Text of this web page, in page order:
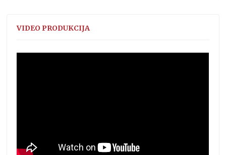
VIDEO PRODUKCIJA